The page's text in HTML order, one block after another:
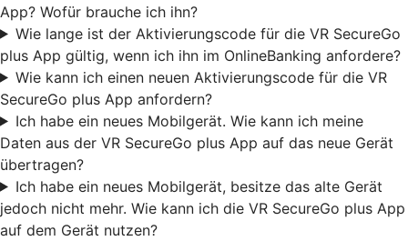
App? Wofür brauche ich ihn?
Wie lange ist der Aktivierungscode für die VR SecureGo
plus App gültig, wenn ich ihn im OnlineBanking anfordere?
Wie kann ich einen neuen Aktivierungscode für die VR
SecureGo plus App anfordern?
Ich habe ein neues Mobilgerät. Wie kann ich meine
Daten aus der VR SecureGo plus App auf das neue Gerät
übertragen?
Ich habe ein neues Mobilgerät, besitze das alte Gerät
jedoch nicht mehr. Wie kann ich die VR SecureGo plus App
auf dem Gerät nutzen?